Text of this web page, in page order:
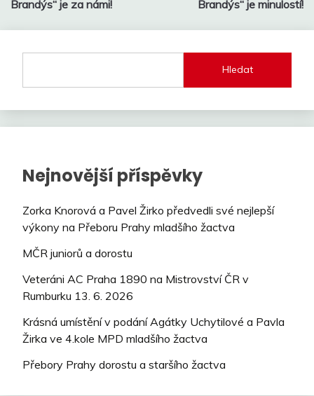
příspěvek
Brandýs“ je za námi!
Brandýs“ je minulostí!
Hledat
Nejnovější příspěvky
Zorka Knorová a Pavel Žirko předvedli své nejlepší
výkony na Přeboru Prahy mladšího žactva
MČR juniorů a dorostu
Veteráni AC Praha 1890 na Mistrovství ČR v
Rumburku 13. 6. 2026
Krásná umístění v podání Agátky Uchytilové a Pavla
Žirka ve 4.kole MPD mladšího žactva
Přebory Prahy dorostu a staršího žactva